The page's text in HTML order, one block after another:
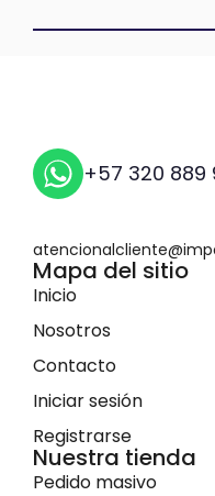
+57 320 889
Mapa del sitio
Inicio
Nosotros
Contacto
Iniciar sesión
Registrarse
Nuestra tienda
Pedido masivo